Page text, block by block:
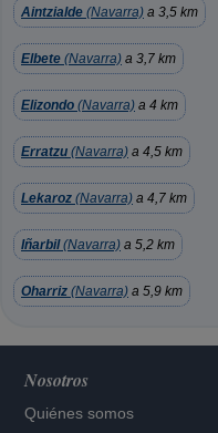
Aintzialde (Navarra) a 3,5 km
Elbete (Navarra) a 3,7 km
Elizondo (Navarra) a 4 km
Erratzu (Navarra) a 4,5 km
Lekaroz (Navarra) a 4,7 km
Iñarbil(Navarra) a 5,2 km
Oharriz (Navarra) a 5,9 km
Nosotros
Quiénes somos